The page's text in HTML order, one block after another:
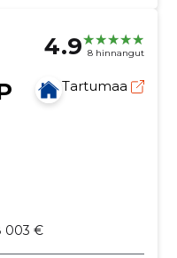
4.9 8 hinnangut
Tartumaa
003 €